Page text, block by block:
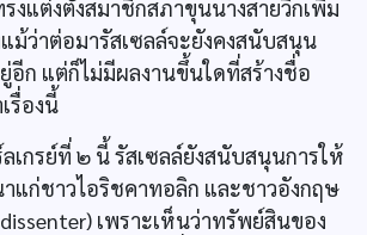
รงแต่งตั้งสมาชิกสภาขุนนางสายวิกเพิ่ม
ม้ว่าต่อมารัสเซลล์จะยังคงสนับสนุน
อีก แต่ก็ไม่มีผลงานขึ้นใดที่สร้างชื่อ
รื่องนี้
เกรย์ที่ ๒ นี้ รัสเซลล์ยังสนับสนุนการให้
แก่ชาวไอริชคาทอลิก และชาวอังกฤษ
เพราะเห็นว่าทรัพย์สินของ